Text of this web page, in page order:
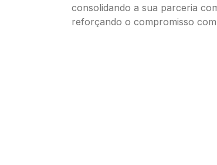
consolidando a sua parceria
reforçando o compromisso